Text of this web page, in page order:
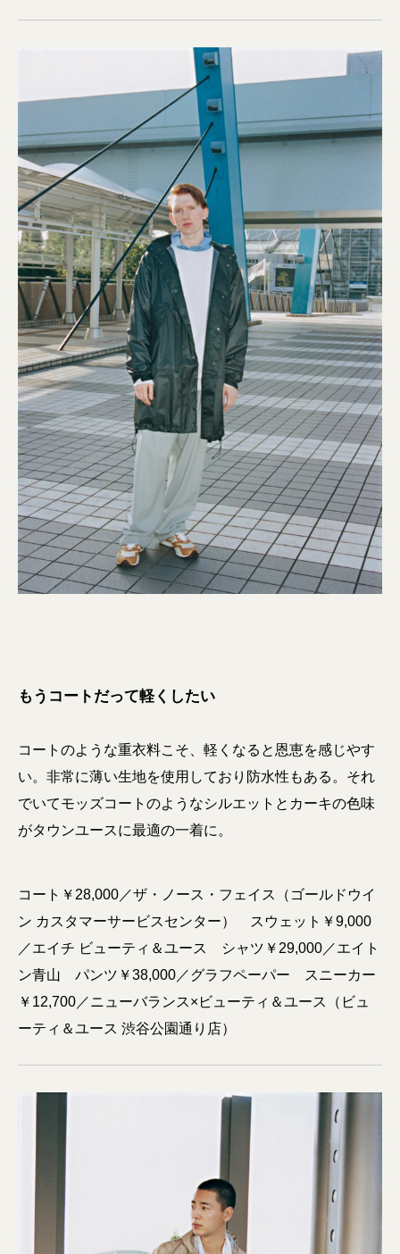
もうコートだって軽くしたい
コートのような重衣料こそ、軽くなると恩恵を感じやす
い。非常に薄い生地を使用しており防水性もある。それ
でいてモッズコートのようなシルエットとカーキの色味
がタウンユースに最適の一着に。
コート￥28,000／ザ・ノース・フェイス（ゴールドウイ
ン カスタマーサービスセンター） スウェット￥9,000
／エイチ ビューティ＆ユース シャツ￥29,000／エイト
ン青山 パンツ￥38,000／グラフペーパー スニーカー
￥12,700／ニューバランス×ビューティ＆ユース（ビュ
ーティ＆ユース 渋谷公園通り店）